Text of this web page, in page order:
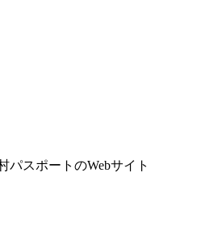
スポートのWebサイト